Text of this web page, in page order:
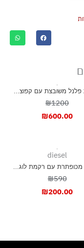
פלנל משובצת עם קפוצ...
₪1200
₪600.00
diesel
מכופתרת עם רקמת לוג...
₪590
₪200.00